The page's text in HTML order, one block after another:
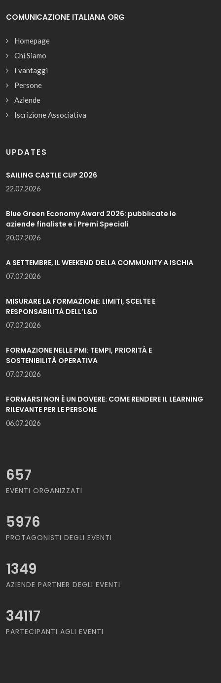
COMUNICAZIONE ITALIANA ORG
Homepage
Chi Siamo
I vantaggi
Persone
Aziende
Iscrizione Associativa
UPDATES
SAILING CASTLE CUP 2026
22.07.2026
Blue Green Economy Award 2026: pubblicate le
aziende finaliste e i Premi Speciali
20.07.2026
A SETTEMBRE, IL WEEKEND DELLA COMMUNITY A ISCHIA
07.07.2026
MISURARE LA FORMAZIONE: LIMITI, SCELTE E
RESPONSABILITÀ DELL’L&D
07.07.2026
FORMAZIONE NELLE PMI: TEMPI, PRIORITÀ E
SOSTENIBILITÀ OPERATIVA
07.07.2026
FORMARSI NON È UN DOVERE: COME RENDERE IL LEARNING
RILEVANTE PER LE PERSONE
06.07.2026
657
EVENTI ORGANIZZATI
5976
PROTAGONISTI DEGLI EVENTI
1349
AZIENDE PARTNER DEGLI EVENTI
34117
PARTECIPANTI AGLI EVENTI